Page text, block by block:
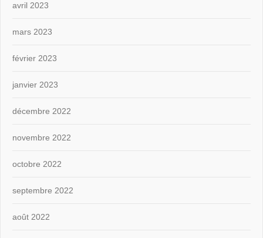
avril 2023
mars 2023
février 2023
janvier 2023
décembre 2022
novembre 2022
octobre 2022
septembre 2022
août 2022